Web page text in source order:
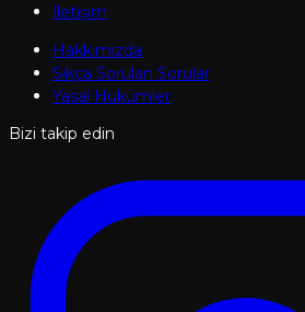
İletişim
Hakkımızda
Sıkça Sorulan Sorular
Yasal Hükümler
Bizi takip edin